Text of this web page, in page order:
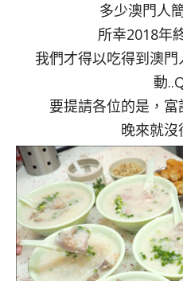
多少澳門人
所幸2018年
我們才得以吃得到澳
動
要提請各位的是，
晚來就沒